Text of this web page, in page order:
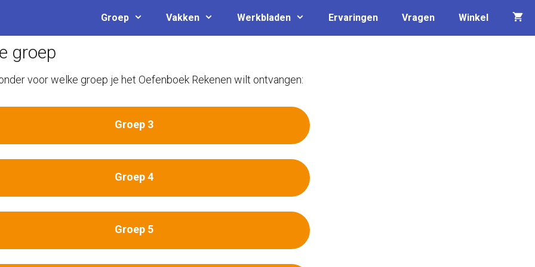
Groep Vakken Werkbladen Ervaringen Vragen Winkel
groep
voor welke groep je het Oefenboek Rekenen wilt ontvangen:
Groep 3
Groep 4
Groep 5